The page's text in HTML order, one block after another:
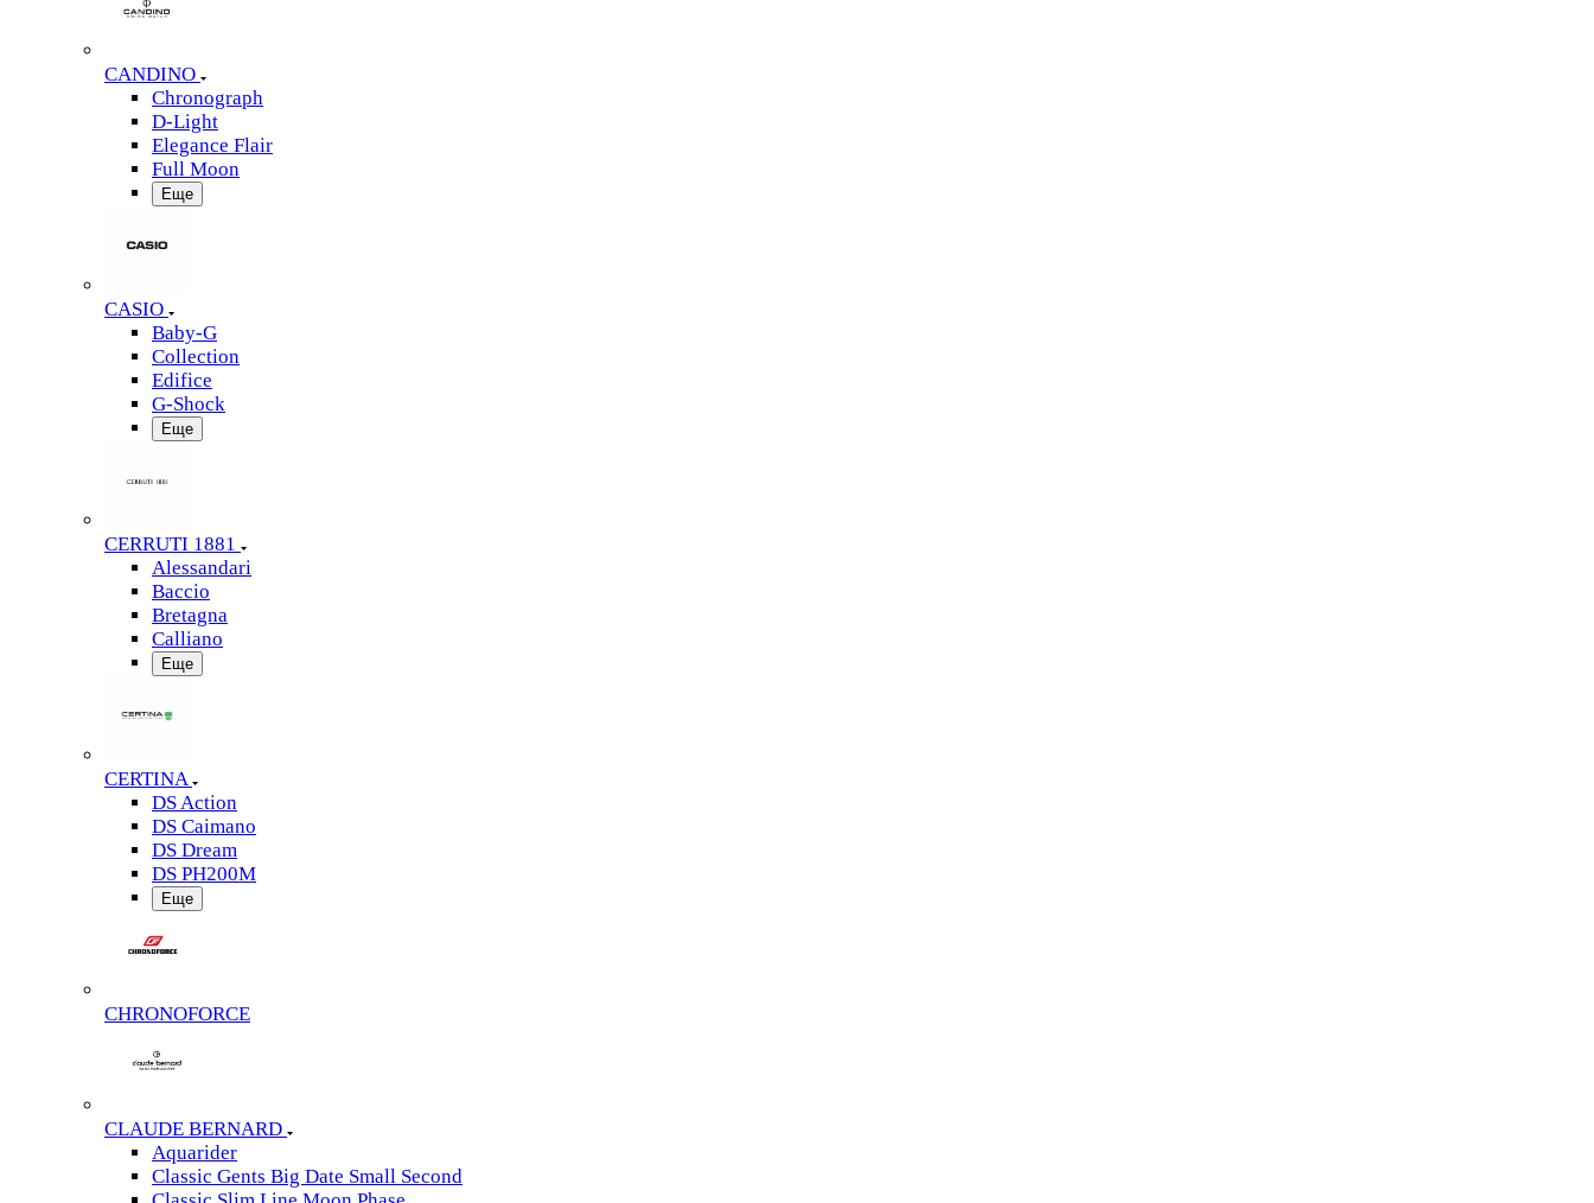
CANDINO
Chronograph
D-Light
Elegance Flair
Full Moon
Еще
CASIO
Baby-G
Collection
Edifice
G-Shock
Еще
CERRUTI 1881
Alessandari
Baccio
Bretagna
Calliano
Еще
CERTINA
DS Action
DS Caimano
DS Dream
DS PH200M
Еще
CHRONOFORCE
CLAUDE BERNARD
Aquarider
Classic Gents Big Date Small Second